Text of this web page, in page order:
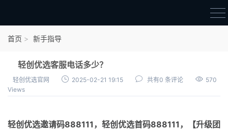
结算进度
团队长扶持
首页 新手指导
轻创优选客服电话多少？
轻创优选官网 2025-02-21 19:15 共有0 条评论
570
Views
轻创优选邀请码888111， 轻创优选首码888111，【升级团